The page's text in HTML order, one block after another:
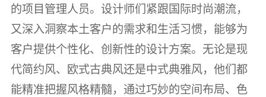
的项目管理人员。设计师们紧跟国际时尚潮流，
又深入洞察本土客户的需求和生活习惯，能够为
客户提供个性化、创新性的设计方案。无论是现
代简约风、欧式古典风还是中式典雅风，他们都
能精准把握风格精髓，通过巧妙的空间布局、色